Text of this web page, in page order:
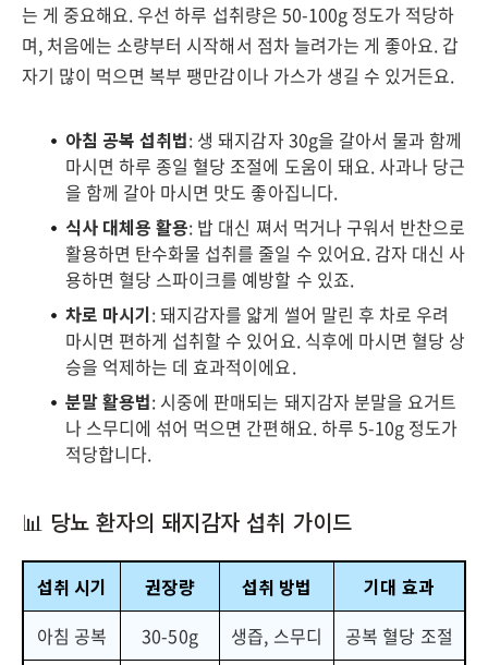
는 게 중요해요. 우선 하루 섭취량은 50-100g 정도가 적당하
며, 처음에는 소량부터 시작해서 점차 늘려가는 게 좋아요. 갑
자기 많이 먹으면 복부 팽만감이나 가스가 생길 수 있거든요.
아침 공복 섭취법: 생 돼지감자 30g을 갈아서 물과 함께
마시면 하루 종일 혈당 조절에 도움이 돼요. 사과나 당근
을 함께 갈아 마시면 맛도 좋아집니다.
식사 대체용 활용: 밥 대신 쪄서 먹거나 구워서 반찬으로
활용하면 탄수화물 섭취를 줄일 수 있어요. 감자 대신 사
용하면 혈당 스파이크를 예방할 수 있죠.
차로 마시기: 돼지감자를 얇게 썰어 말린 후 차로 우려
마시면 편하게 섭취할 수 있어요. 식후에 마시면 혈당 상
승을 억제하는 데 효과적이에요.
분말 활용법: 시중에 판매되는 돼지감자 분말을 요거트
나 스무디에 섞어 먹으면 간편해요. 하루 5-10g 정도가
적당합니다.
📊 당뇨 환자의 돼지감자 섭취 가이드
섭취 시기 권장량 섭취 방법
기대 효과
아침 공복
30-50g 생즙, 스무디
공복 혈당 조절